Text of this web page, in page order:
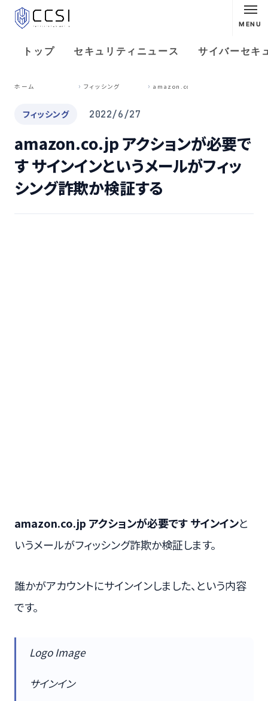
MENU
トップ セキュリティニュース サイバーセキ
ホーム フィッシング
フィッシング 2022/6/27
amazon.co.jp アクションが必要で
す サインインというメールがフィッ
シング詐欺か検証する
amazon.co.jp アクションが必要です サインインと
いうメールがフィッシング詐欺か検証します。
誰かがアカウントにサインインしました、という内容
です。
Logo Image
サインイン